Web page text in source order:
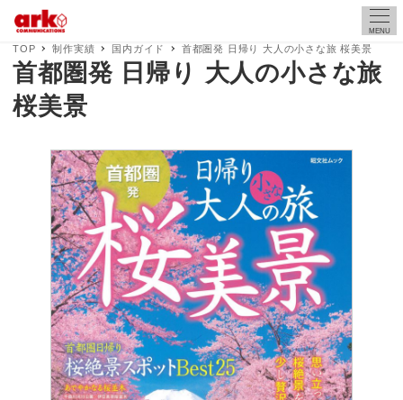
MENU
TOP 制作実績 国内ガイド 首都圏発 日帰り 大人の小さな旅 桜美景
首都圏発 日帰り 大人の小さな旅
桜美景